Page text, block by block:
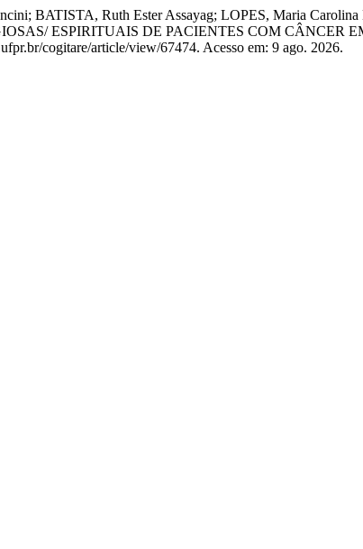
BATISTA, Ruth Ester Assayag; LOPES, Maria
ESPIRITUAIS DE PACIENTES COM CÂNCER
cogitare/article/view/67474. Acesso em: 9 ago. 2026.